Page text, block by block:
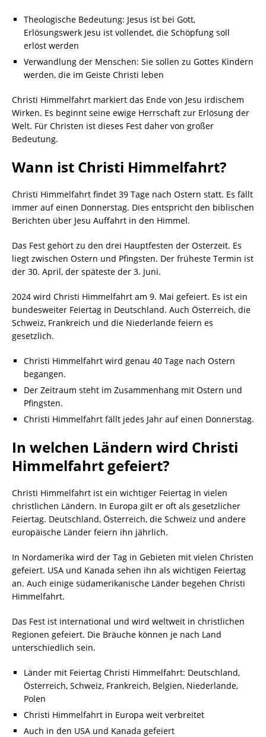
Theologische Bedeutung: Jesus ist bei Gott,
Erlösungswerk Jesu ist vollendet, die Schöpfung soll
erlöst werden
Verwandlung der Menschen: Sie sollen zu Gottes Kindern
werden, die im Geiste Christi leben
Christi Himmelfahrt markiert das Ende von Jesu irdischem
Wirken. Es beginnt seine ewige Herrschaft zur Erlösung der
Welt. Für Christen ist dieses Fest daher von großer
Bedeutung.
Wann ist Christi Himmelfahrt?
Christi Himmelfahrt findet 39 Tage nach Ostern statt. Es fällt
immer auf einen Donnerstag. Dies entspricht den biblischen
Berichten über Jesu Auffahrt in den Himmel.
Das Fest gehört zu den drei Hauptfesten der Osterzeit. Es
liegt zwischen Ostern und Pfingsten. Der früheste Termin ist
der 30. April, der späteste der 3. Juni.
2024 wird Christi Himmelfahrt am 9. Mai gefeiert. Es ist ein
bundesweiter Feiertag in Deutschland. Auch Österreich, die
Schweiz, Frankreich und die Niederlande feiern es
gesetzlich.
Christi Himmelfahrt wird genau 40 Tage nach Ostern
begangen.
Der Zeitraum steht im Zusammenhang mit Ostern und
Pfingsten.
Christi Himmelfahrt fällt jedes Jahr auf einen Donnerstag.
In welchen Ländern wird Christi
Himmelfahrt gefeiert?
Christi Himmelfahrt ist ein wichtiger Feiertag in vielen
christlichen Ländern. In Europa gilt er oft als gesetzlicher
Feiertag. Deutschland, Österreich, die Schweiz und andere
europäische Länder feiern ihn jährlich.
In Nordamerika wird der Tag in Gebieten mit vielen Christen
gefeiert. USA und Kanada sehen ihn als wichtigen Feiertag
an. Auch einige südamerikanische Länder begehen Christi
Himmelfahrt.
Das Fest ist international und wird weltweit in christlichen
Regionen gefeiert. Die Bräuche können je nach Land
unterschiedlich sein.
Länder mit Feiertag Christi Himmelfahrt: Deutschland,
Österreich, Schweiz, Frankreich, Belgien, Niederlande,
Polen
Christi Himmelfahrt in Europa weit verbreitet
Auch in den USA und Kanada gefeiert